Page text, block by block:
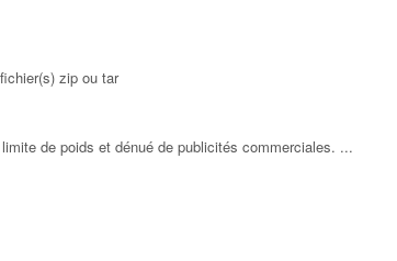
zip ou tar
de poids et dénué de publicités commerciales. ...